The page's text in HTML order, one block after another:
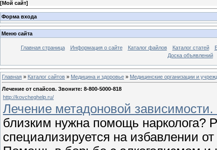
[Мой сайт]
Форма входа
Меню сайта
Главная страница Информация о сайте Каталог файлов Каталог статей
Доска объявлений
Главная » Каталог сайтов » Медицина и здоровье » Медицинские организации и
Лечение от спайсов. Звоните: 8-800-5000-818
http://kovcheghelp.ru/
Лечение метадоновой
близким нужна помощь нарколога?
специализируется на избавлении